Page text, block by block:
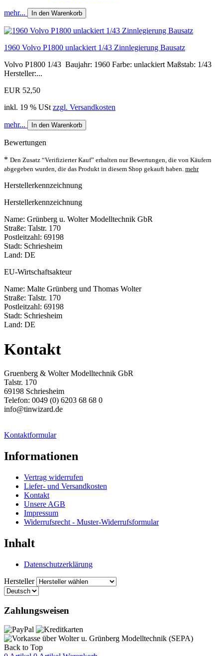
mehr... In den Warenkorb
1960 Volvo P1800 unlackiert 1/43 Zinnlegierung Bausatz
Volvo P1800 1/43 Baujahr: 1960 Farbe: unlackiert Maßstab: 1/43
Hersteller:...
EUR 52,50
inkl. 19 % USt zzgl. Versandkosten
mehr... In den Warenkorb
Bewertungen
* Den Zusatz “Verifizierter Kauf” erhalten nur Bewertungen, die von Käufern
abgegeben wurden, die das Produkt in diesem Shop gekauft haben. mehr
Herstellerkennzeichnung
Herstellerkennzeichnung
Name: Grünberg u. Wolter Modelltechnik GbR
Straße: Talstr. 170
Postleitzahl: 69198
Stadt: Schriesheim
Land: DE
EU-Wirtschaftsakteur
Name: Malte Grünberg und Thomas Wolter
Straße: Talstr. 170
Postleitzahl: 69198
Stadt: Schriesheim
Land: DE
Kontakt
Gruenberg & Wolter Modelltechnik GbR
Talstr. 170
69198 Schriesheim
Telefon: 0049 (0) 6203 68 68 0
info@tinwizard.de
Kontaktformular
Informationen
Vertrag widerrufen
Liefer- und Versandkosten
Kontakt
Unsere AGB
Impressum
Widerrufsrecht - Muster-Widerrufsformular
Inhalt
Datenschutzerklärung
Hersteller
Zahlungsweisen
Back to Top